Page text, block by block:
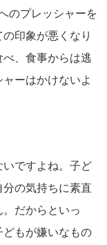
のプレッシャーを
印象が悪くなり
、食事からは逃
ーはかけないよ
ですよね。子ど
の気持ちに素直
だからといっ
もが嫌いなもの